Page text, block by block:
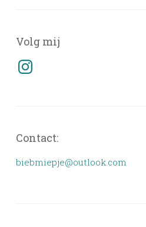
Volg mij
Instagram
Contact:
biebmiepje@outlook.com